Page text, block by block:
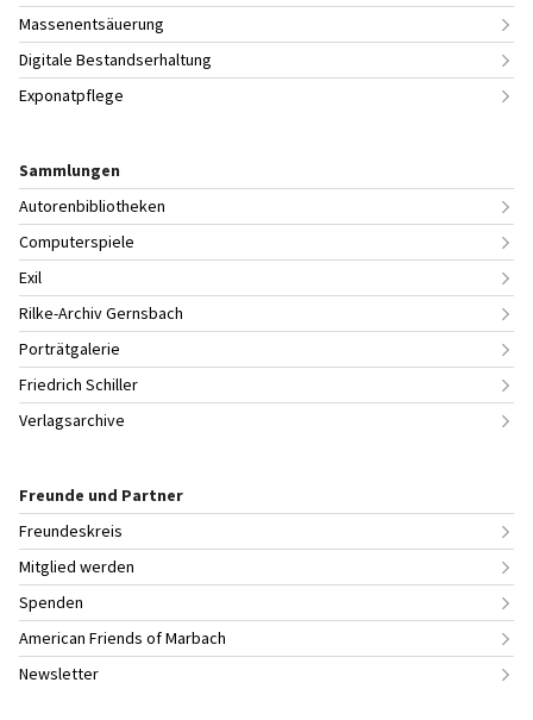
Massenentsäuerung
Digitale Bestandserhaltung
Exponatpflege
Sammlungen
Autorenbibliotheken
Computerspiele
Exil
Rilke-Archiv Gernsbach
Porträtgalerie
Friedrich Schiller
Verlagsarchive
Freunde und Partner
Freundeskreis
Mitglied werden
Spenden
American Friends of Marbach
Newsletter